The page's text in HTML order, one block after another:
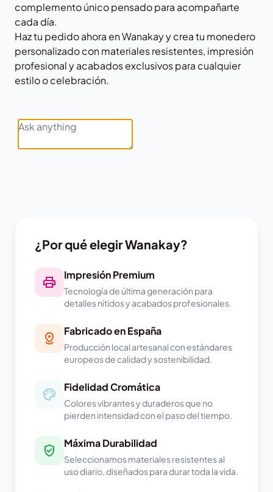
complemento único pensado para acompañarte
cada día.
Haz tu pedido ahora enWanakayy crea tu monedero
personalizado con materiales resistentes, impresión
profesional y acabados exclusivos para cualquier
estilo o celebración.
¿Por qué elegir Wanakay?
Impresión Premium
Tecnología de última generación para
detalles nítidos y acabados profesionales.
Fabricado en España
Producción local artesanal con estándares
europeos de calidad y sostenibilidad.
Fidelidad Cromática
Colores vibrantes y duraderos que no
pierden intensidad con el paso del tiempo.
Máxima Durabilidad
Seleccionamos materiales resistentes al
uso diario, diseñados para durar toda la vida.